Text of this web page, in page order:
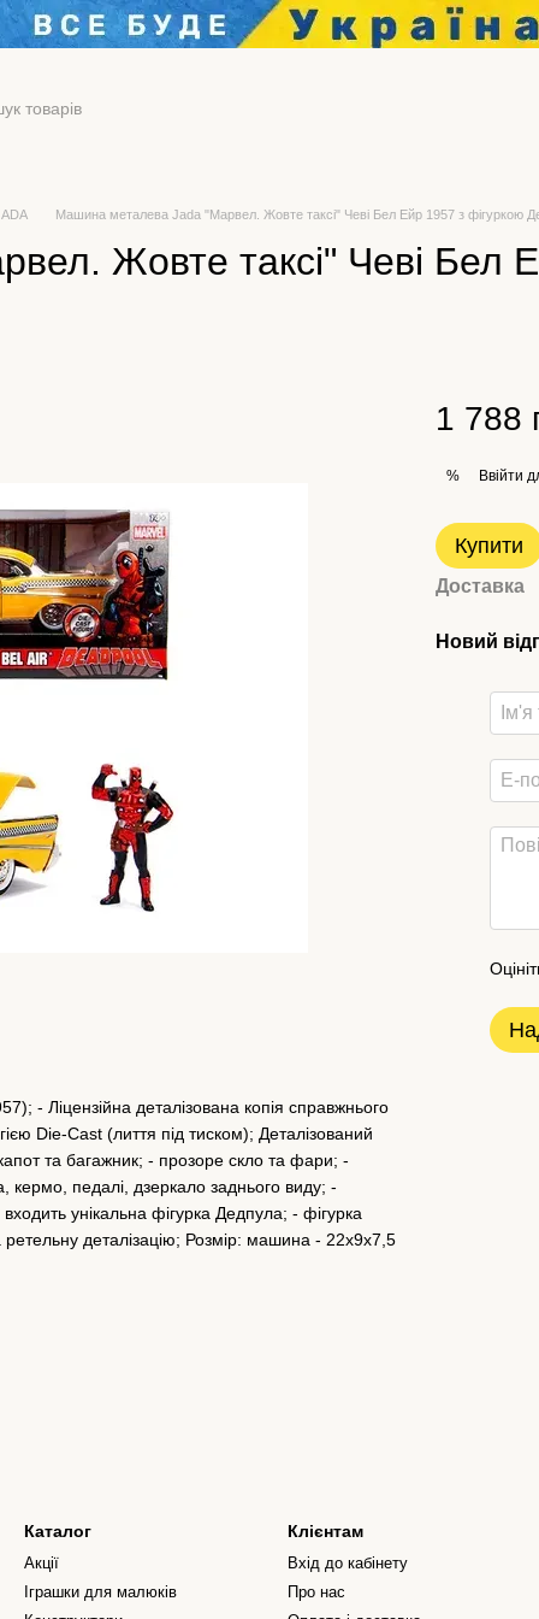
Машина металева Jada "Марвел. Жовте таксі" Чеві Бел Ейр 1957 з фігуркою
Жовте таксі" Чеві Бел
- Ліцензійна деталізована копія справжнього
Die-Cast (лиття під тиском); Деталізований
та багажник; - прозоре скло та фари; -
кермо, педалі, дзеркало заднього виду; -
унікальна фігурка Дедпула; - фігурка
деталізацію; Розмір: машина - 22х9х7,5
1 788
% Ввійти
Купити
Доставка
Новий
Каталог
Акції
Іграшки для малюків
Клієнтам
Вхід до кабінету
Про нас